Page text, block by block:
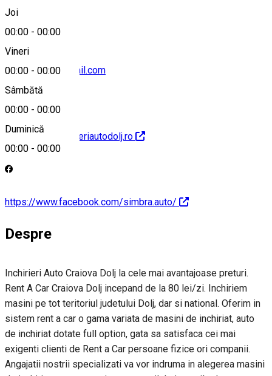
Joi
00:00 - 00:00
Vineri
00:00 - 00:00
Sâmbătă
00:00 - 00:00
Duminică
00:00 - 00:00
simbra.auto@gmail.com
http://www.inchirieriautodolj.ro
https://www.facebook.com/simbra.auto/
Despre
Inchirieri Auto Craiova Dolj la cele mai avantajoase preturi.
Rent A Car Craiova Dolj incepand de la 80 lei/zi. Inchiriem
masini pe tot teritoriul judetului Dolj, dar si national. Oferim in
sistem rent a car o gama variata de masini de inchiriat, auto
de inchiriat dotate full option, gata sa satisfaca cei mai
exigenti clienti de Rent a Car persoane fizice ori companii.
Angajatii nostrii specializati va vor indruma in alegerea masini